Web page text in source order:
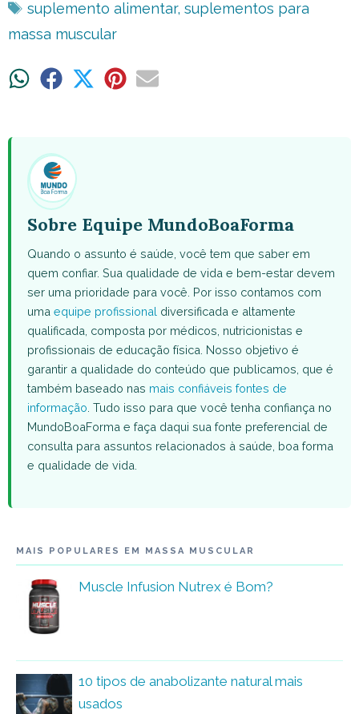
Tags
suplemento alimentar, suplementos para
massa muscular
ShareShare ShareShareShare
Sobre Equipe MundoBoaForma
Quando o assunto é saúde, você tem que saber em
quem confiar. Sua qualidade de vida e bem-estar devem
ser uma prioridade para você. Por isso contamos com
uma equipe profissional diversificada e altamente
qualificada, composta por médicos, nutricionistas e
profissionais de educação física. Nosso objetivo é
garantir a qualidade do conteúdo que publicamos, que é
também baseado nas mais confiáveis fontes de
informação . Tudo isso para que você tenha confiança no
MundoBoaForma e faça daqui sua fonte preferencial de
consulta para assuntos relacionados à saúde, boa forma
e qualidade de vida.
MAIS POPULARES EM MASSA MUSCULAR
Muscle Infusion Nutrex é Bom?
10 tipos de anabolizante natural mais
usados